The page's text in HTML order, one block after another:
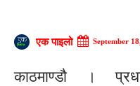
एक पाइलो September
काठमाण्डौ ।